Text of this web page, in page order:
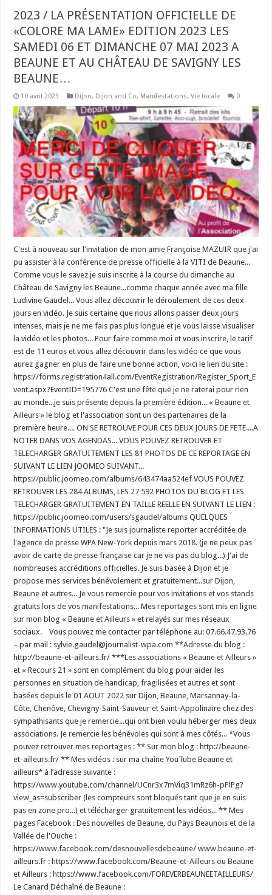
2023 / LA PRÉSENTATION OFFICIELLE DE
«COLORE MA LAME» EDITION 2023 LES
SAMEDI 06 ET DIMANCHE 07 MAI 2023 A
BEAUNE ET AU CHÂTEAU DE SAVIGNY LES
BEAUNE…
10 avril 2023 Dijon, Dijon and Co, Manifestations,Vie locale 0
C'est à nouveau sur l'invitation de mon amie Françoise MAZUIR que j'ai
pu assister à la conférence de presse officielle à la VITI de Beaune...
Comme vous le savez je suis inscrite à la course du dimanche au
Château de Savigny les Beaune...comme chaque année avec ma fille
Ludivine Gaudel... Vous allez découvrir le déroulement de ces deux
jours en vidéo. Je suis certaine que nous allons passer deux jours
intenses, mais je ne me fais pas plus longue et je vous laisse visualiser
la vidéo et les photos... Pour faire comme moi et vous inscrire, le tarif
est de 11 euros et vous allez découvrir dans les vidéo ce que vous
aurez gagner en plus de faire une bonne action, voici le lien du site :
https://forms.registration4all.com/EventRegistration/Register_Sport_E
vent.aspx?EventID=195776 C'est une fête que je ne raterai pour rien
au monde...je suis présente depuis la première édition... « Beaune et
Ailleurs » le blog et l'association sont un des partenaires de la
première heure.... ON SE RETROUVE POUR CES DEUX JOURS DE FETE....A
NOTER DANS VOS AGENDAS... VOUS POUVEZ RETROUVER ET
TELECHARGER GRATUITEMENT LES 81 PHOTOS DE CE REPORTAGE EN
SUIVANT LE LIEN JOOMEO SUIVANT...
https://public.joomeo.com/albums/643474aa524ef VOUS POUVEZ
RETROUVER LES 284 ALBUMS, LES 27 592 PHOTOS DU BLOG ET LES
TELECHARGER GRATUITEMENT EN TAILLE REELLE EN SUIVANT LE LIEN :
https://public.joomeo.com/users/sgaudel/albums QUELQUES
INFORMATIONS UTILES : "Je suis journaliste reporter accréditée de
l'agence de presse WPA New-York depuis mars 2018. (je ne peux pas
avoir de carte de presse française car je ne vis pas du blog...) J'ai de
nombreuses accréditions officielles. Je suis basée à Dijon et je
propose mes services bénévolement et gratuitement...sur Dijon,
Beaune et autres... Je vous remercie pour vos invitations et vos stands
gratuits lors de vos manifestations... Mes reportages sont mis en ligne
sur mon blog « Beaune et Ailleurs » et relayés sur mes réseaux
sociaux. Vous pouvez me contacter par téléphone au: 07.66.47.93.76
– par mail : sylvie.gaudel@journalist-wpa.com **Adresse du blog :
http://beaune-et-ailleurs.fr/ ***Les associations « Beaune et Ailleurs »
et « Recours 21 » sont en complément du blog pour aider les
personnes en situation de handicap, fragilisées et autres et sont
basées depuis le 01 AOUT 2022 sur Dijon, Beaune, Marsannay-la-
Côte, Chenôve, Chevigny-Saint-Sauveur et Saint-Appolinaire chez des
sympathisants que je remercie...qui ont bien voulu héberger mes deux
associations. Je remercie les bénévoles qui sont à mes côtés... *Vous
pouvez retrouver mes reportages : ** Sur mon blog : http://beaune-
et-ailleurs.fr/ ** Mes vidéos : sur ma chaîne YouTube Beaune et
ailleurs* à l’adresse suivante :
https://www.youtube.com/channel/UCnr3x7mViq31mRz6h-pPlPg?
view_as=subscriber (les compteurs sont bloqués tant que je en suis
pas en zone pro...) et télécharger gratuitement les vidéos... ** Mes
pages Facebook : Des nouvelles de Beaune, du Pays Beaunois et de la
Vallée de l'Ouche :
https://www.facebook.com/desnouvellesdebeaune/ www.beaune-et-
ailleurs.fr : https://www.facebook.com/Beaune-et-Ailleurs ou Beaune
et Ailleurs : https://www.facebook.com/FOREVERBEAUNEETAILLEURS/
Le Canard Déchaîné de Beaune :